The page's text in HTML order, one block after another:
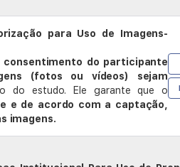
para Uso de Imagens-
do participante
(fotos ou vídeos) sejam
do estudo. Ele garante que o
e de acordo com a captação,
imagens.